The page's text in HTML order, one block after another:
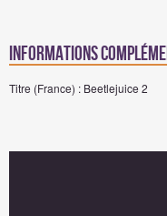
Informations
Titre (France) : Beetlejuice 2